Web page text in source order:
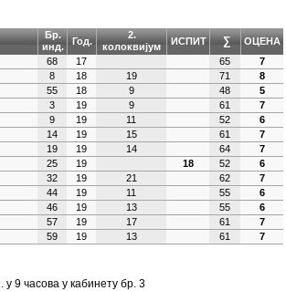
Бр.
инд.
Год.
2.
колоквијум
ИСПИТ ∑
ОЦЕНА
68 17 65
7
8 18 19 71
8
55 18 9 48
5
3 19 9 61
7
9 19 11 52
6
14 19 15 61
7
19 19 14 64
7
25 19 18 52
6
32 19 21 62
7
44 19 11 55
6
46 19 13 55
6
57 19 17 61
7
59 19 13 61 7
9 часова у кабинету бр. 3